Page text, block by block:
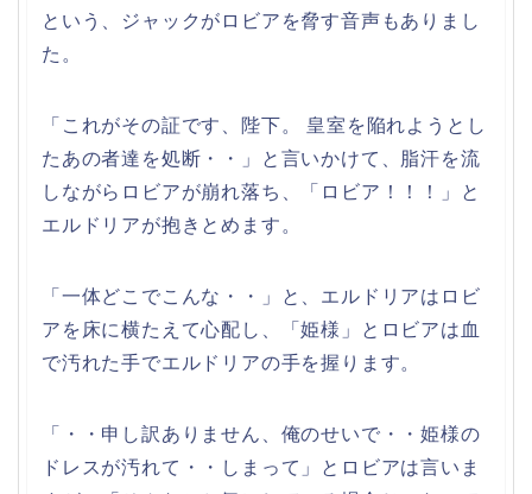
という、ジャックがロビアを脅す音声もありまし
た。
「これがその証です、陛下。 皇室を陥れようとし
たあの者達を処断・・」と言いかけて、脂汗を流
しながらロビアが崩れ落ち、「ロビア！！！」と
エルドリアが抱きとめます。
「一体どこでこんな・・」と、エルドリアはロビ
アを床に横たえて心配し、「姫様」とロビアは血
で汚れた手でエルドリアの手を握ります。
「・・申し訳ありません、俺のせいで・・姫様の
ドレスが汚れて・・しまって」とロビアは言いま